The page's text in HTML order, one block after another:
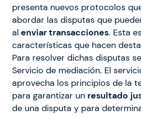
presenta nuevos protocolos
abordar las disputas que
al enviar transacciones. Esta
características que hacen
Para resolver dichas disputas
Servicio de mediación. El
aprovecha los principios de la
para garantizar un resultado
de una disputa y para